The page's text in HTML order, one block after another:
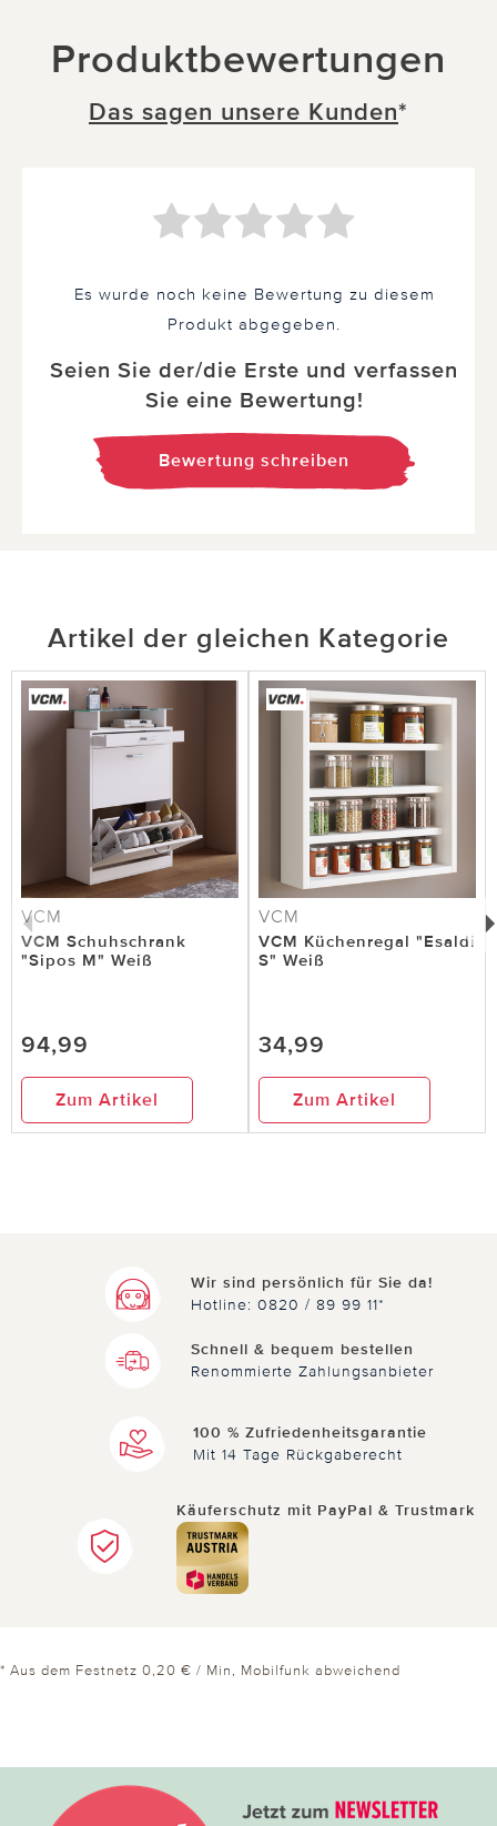
Produktbewertungen
Das sagen unsere Kunden*
Es wurde noch keine Bewertung zu diesem
Produkt abgegeben.
Seien Sie der/die Erste und verfassen
Sie eine Bewertung!
Bewertung schreiben
Artikel der gleichen Kategorie
VCM
VCM Schuhschrank
"Sipos M" Weiß
94,99
Zum Artikel
VCM
VCM Küchenregal "Esaldi
S" Weiß
34,99
Zum Artikel
Wir sind persönlich für Sie da!
Hotline: 0820 / 89 99 11*
Schnell & bequem bestellen
Renommierte Zahlungsanbieter
100 % Zufriedenheitsgarantie
Mit 14 Tage Rückgaberecht
Käuferschutz mit PayPal & Trustmark
* Aus dem Festnetz 0,20 € / Min, Mobilfunk abweichend